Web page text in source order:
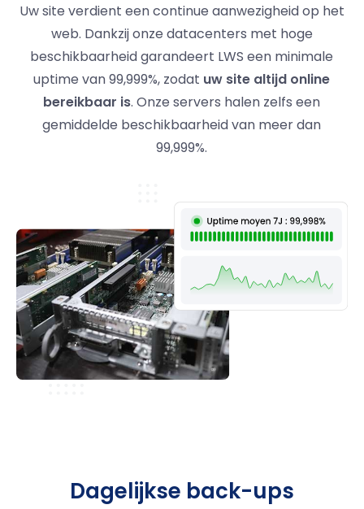
Uw site verdient een continue aanwezigheid op het
web. Dankzij onze datacenters met hoge
beschikbaarheid garandeert LWS een minimale
uptime van 99,999%, zodat uw site altijd online
bereikbaar is. Onze servers halen zelfs een
gemiddelde beschikbaarheid van meer dan
99,999%.
Dagelijkse back-ups